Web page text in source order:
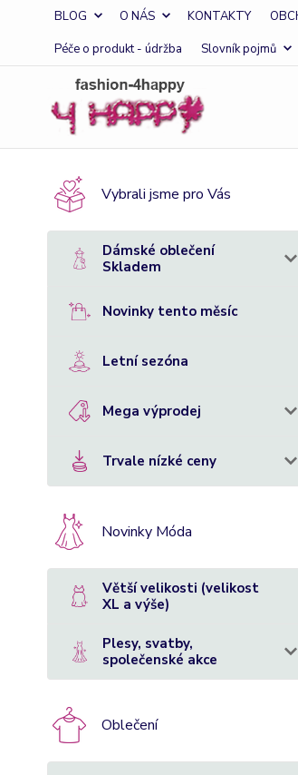
BLOG O NÁS KONTAKTY
Péče o produkt - údržba
Slovník pojmů
Vybrali jsme pro Vás
Dámské oblečení
Skladem
Novinky tento měsíc
Letní sezóna
Mega výprodej
Trvale nízké ceny
Novinky Móda
Větší velikosti (velikost
XL a výše)
Plesy, svatby,
společenské akce
Oblečení